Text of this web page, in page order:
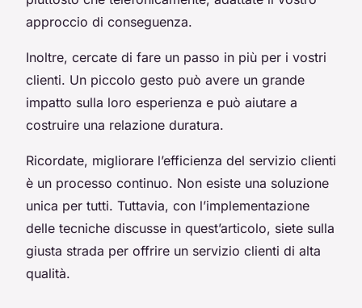
approccio di conseguenza.
Inoltre, cercate di fare un passo in più per i vostri
clienti. Un piccolo gesto può avere un grande
impatto sulla loro esperienza e può aiutare a
costruire una relazione duratura.
Ricordate, migliorare l’efficienza del servizio clienti
è un processo continuo. Non esiste una soluzione
unica per tutti. Tuttavia, con l’implementazione
delle tecniche discusse in quest’articolo, siete sulla
giusta strada per offrire un servizio clienti di alta
qualità.